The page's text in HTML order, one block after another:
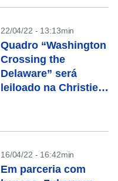
22/04/22 - 13:13min
Quadro “Washington
Crossing the
Delaware” será
leiloado na Christie’s
16/04/22 - 16:42min
Em parceria com